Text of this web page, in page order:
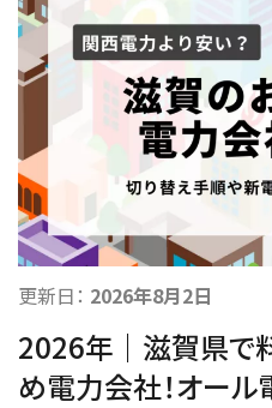
更新日： 2026年8月2日
2026年｜滋賀県で
め電力会社！オール